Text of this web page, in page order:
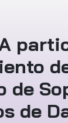
de
de